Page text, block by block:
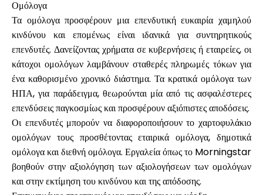
Ομόλογα
Τα ομόλογα προσφέρουν μια επενδυτική ευκαιρία χαμηλού
κινδύνου και επομένως είναι ιδανικά για συντηρητικούς
επενδυτές. Δανείζοντας χρήματα σε κυβερνήσεις ή εταιρείες, οι
κάτοχοι ομολόγων λαμβάνουν σταθερές πληρωμές τόκων για
ένα καθορισμένο χρονικό διάστημα. Τα κρατικά ομόλογα των
ΗΠΑ, για παράδειγμα, θεωρούνται μία από τις ασφαλέστερες
επενδύσεις παγκοσμίως και προσφέρουν αξιόπιστες αποδόσεις.
Οι επενδυτές μπορούν να διαφοροποιήσουν το χαρτοφυλάκιο
ομολόγων τους προσθέτοντας εταιρικά ομόλογα, δημοτικά
ομόλογα και διεθνή ομόλογα. Εργαλεία όπως το Morningstar
βοηθούν στην αξιολόγηση των αξιολογήσεων των ομολόγων
και στην εκτίμηση του κινδύνου και της απόδοσης.